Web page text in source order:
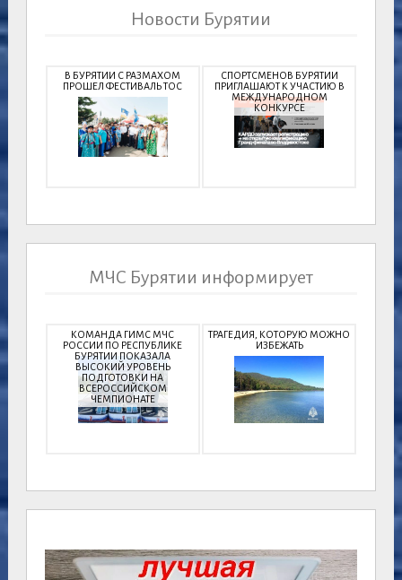
Новости Бурятии
В БУРЯТИИ С РАЗМАХОМ
ПРОШЕЛ ФЕСТИВАЛЬ ТОС
СПОРТСМЕНОВ БУРЯТИИ
ПРИГЛАШАЮТ К УЧАСТИЮ В
МЕЖДУНАРОДНОМ
КОНКУРСЕ
МЧС Бурятии информирует
КОМАНДА ГИМС МЧС
РОССИИ ПО РЕСПУБЛИКЕ
БУРЯТИИ ПОКАЗАЛА
ВЫСОКИЙ УРОВЕНЬ
ПОДГОТОВКИ НА
ВСЕРОССИЙСКОМ
ЧЕМПИОНАТЕ
ТРАГЕДИЯ, КОТОРУЮ МОЖНО
ИЗБЕЖАТЬ